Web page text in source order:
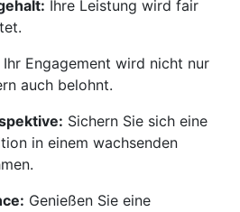
Ihre Leistung wird fair
Ihr Engagement wird nicht nur
auch belohnt.
Sichern Sie sich eine
in einem wachsenden
Genießen Sie eine